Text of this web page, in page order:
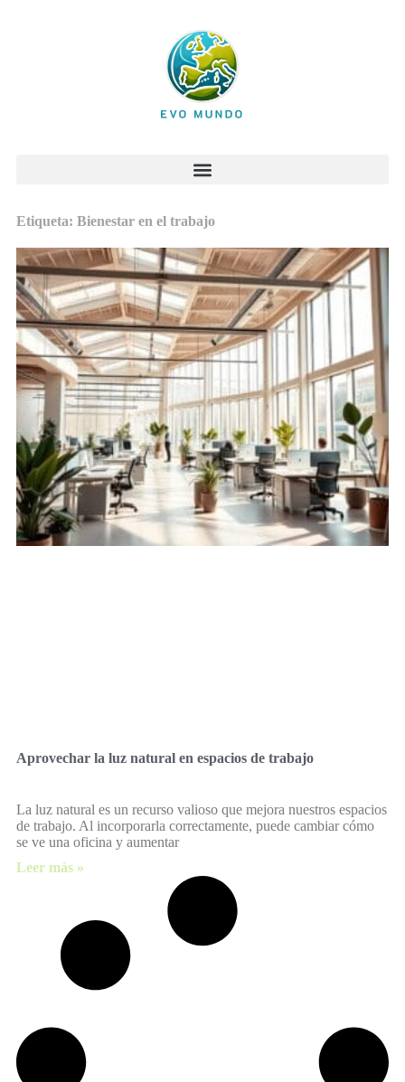
Etiqueta: Bienestar en el trabajo
Aprovechar la luz natural en espacios de trabajo
La luz natural es un recurso valioso que mejora nuestros espacios
de trabajo. Al incorporarla correctamente, puede cambiar cómo
se ve una oficina y aumentar
Leer más »